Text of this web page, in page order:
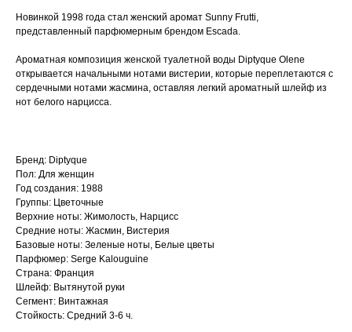
Новинкой 1998 года стал женский аромат Sunny Frutti,
представленный парфюмерным брендом Escada.
Ароматная композиция женской туалетной воды Diptyque Olene
открывается начальными нотами вистерии, которые переплетаются с
сердечными нотами жасмина, оставляя легкий ароматный шлейф из
нот белого нарцисса.
Бренд: Diptyque
Пол: Для женщин
Год создания: 1988
Группы: Цветочные
Верхние ноты: Жимолость, Нарцисс
Средние ноты: Жасмин, Вистерия
Базовые ноты: Зеленые ноты, Белые цветы
Парфюмер: Serge Kalouguine
Страна: Франция
Шлейф: Вытянутой руки
Сегмент: Винтажная
Стойкость: Средний 3-6 ч.